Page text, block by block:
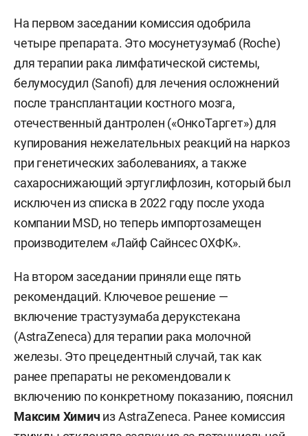
На первом заседании комиссия одобрила
четыре препарата. Это мосунетузумаб (Roche)
для терапии рака лимфатической системы,
белумосудил (Sanofi) для лечения осложнений
после трансплантации костного мозга,
отечественный дантролен («ОнкоТаргет») для
купирования нежелательных реакций на наркоз
при генетических заболеваниях, а также
сахароснижающий эртуглифлозин, который был
исключен из списка в 2022 году после ухода
компании MSD, но теперь импортозамещен
производителем «Лайф Сайнсес ОХФК».
На втором заседании приняли еще пять
рекомендаций. Ключевое решение —
включение трастузумаба дерукстекана
(AstraZeneca) для терапии рака молочной
железы. Это прецедентный случай, так как
ранее препараты не рекомендовали к
включению по конкретному показанию, пояснил
Максим Химич из AstraZeneca. Ранее комиссия